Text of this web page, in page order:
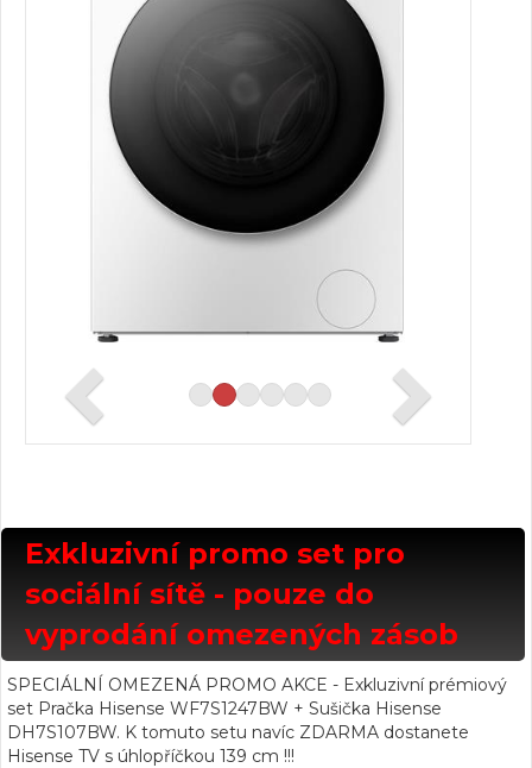
Exkluzivní promo set pro
sociální sítě - pouze do
vyprodání omezených zásob
SPECIÁLNÍ OMEZENÁ PROMO AKCE - Exkluzivní prémiový
set Pračka Hisense WF7S1247BW + Sušička Hisense
DH7S107BW. K tomuto setu navíc ZDARMA dostanete
Hisense TV s úhlopříčkou 139 cm !!!